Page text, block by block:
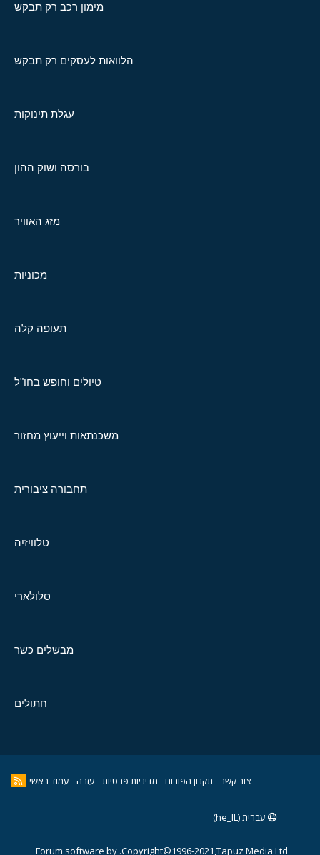
מימון רכב רק תבקש
הלוואות לעסקים רק תבקש
עגלת תינוקות
בורסה ושוק ההון
מזג האוויר
מכוניות
תעופה קלה
טיולים וחופש בחו"ל
משכנתאות וייעוץ מחזור
תחבורה ציבורית
טלוויזיה
סלולארי
מבשלים כשר
חתולים
צור קשר תקנון הפורום מדיניות פרטיות עזרה עמוד ראשי
עברית (he_IL)
Copyright©1996-2021,Tapuz Media Ltd.
Forum software by